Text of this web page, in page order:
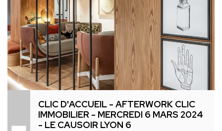
CLIC D'ACCUEIL - AFTERWORK CLIC
IMMOBILIER - MERCREDI 6 MARS 2024
- LE CAUSOIR LYON 6